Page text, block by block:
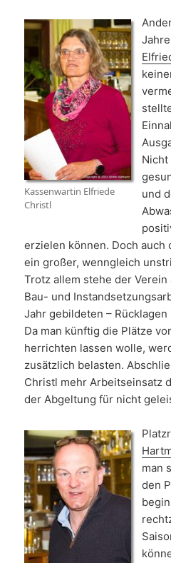
Kassenwartin Elfriede
Christl
und
erzielen können. Doch
ein großer, wenngleich
Trotz allem stehe der
Bau- und
Jahr gebildeten –
Da man künftig die Plätze
herrichten lassen wolle,
zusätzlich belasten.
Christl mehr Arbeitseinsatz
der Abgeltung für nicht
man
den